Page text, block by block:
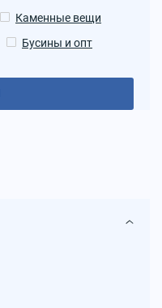
Каменные вещи
Бусины и опт